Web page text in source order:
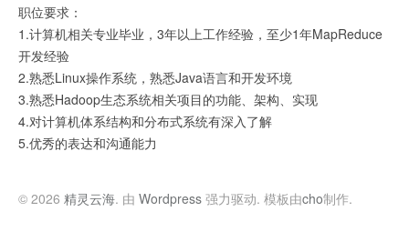
职位要求：
1.计算机相关专业毕业，3年以上工作经验，至少1年MapReduce
开发经验
2.熟悉Linux操作系统，熟悉Java语言和开发环境
3.熟悉Hadoop生态系统相关项目的功能、架构、实现
4.对计算机体系结构和分布式系统有深入了解
5.优秀的表达和沟通能力
© 2026 精灵云海. 由 Wordpress 强力驱动. 模板由cho制作.